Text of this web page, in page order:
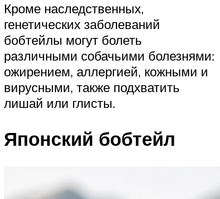
Кроме наследственных,
генетических заболеваний
бобтейлы могут болеть
различными собачьими болезнями:
ожирением, аллергией, кожными и
вирусными, также подхватить
лишай или глисты.
Японский бобтейл